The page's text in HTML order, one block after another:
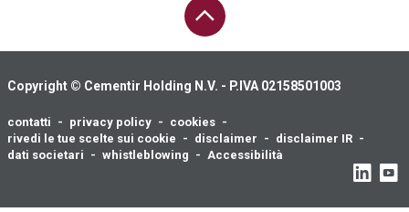
Copyright © Cementir Holding N.V. - P.IVA 02158501003
Footer
menu
contatti privacy policy
cookies
rivedi le tue scelte sui cookie
disclaimer
disclaimer IR
dati societari
whistleblowing Accessibilità
Social
Profiles